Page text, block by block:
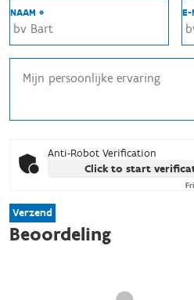
NAAM * E-
Anti-Robot Verification
Click to start
Verzend
Beoordeling